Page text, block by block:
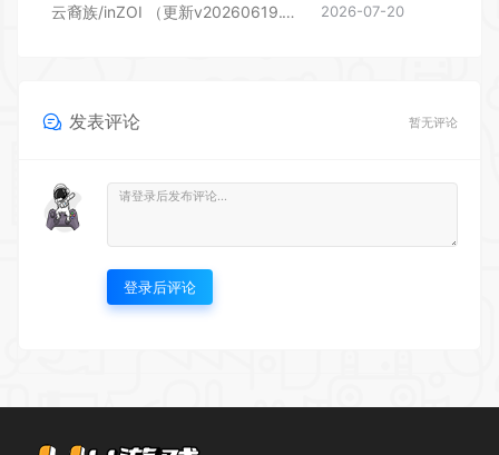
云裔族/inZOI （更新v20260619.13318W） 2026-07-20
发表评论 暂无评论
登录后评论